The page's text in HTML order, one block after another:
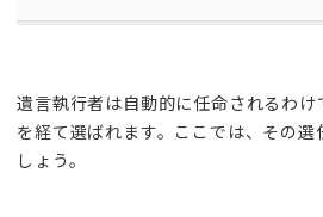
遺言執行者は自動的に任命されるわ
を経て選ばれます。ここでは、その選
しょう。